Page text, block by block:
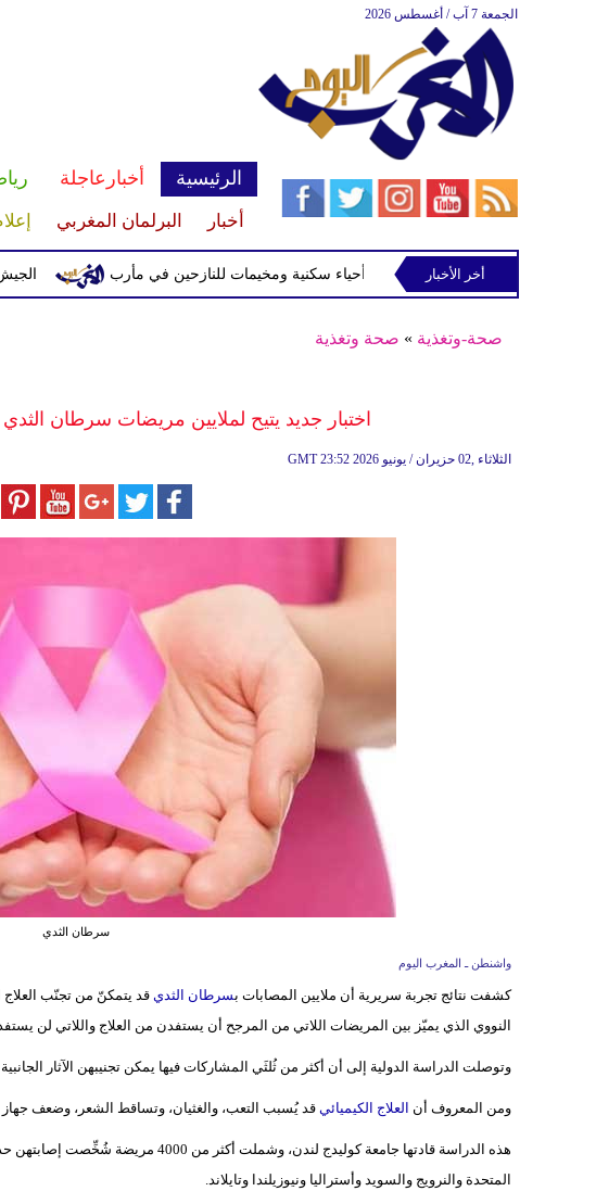
الجمعة 7 آب / أغسطس 2026
الرئيسية أخبارعاجلة
أخبار البرلمان المغربي
الجيش أخر الأخبار
صحة-وتغذية » صحة وتغذية
اختبار جديد يتيح لملايين مريضات سرطان الثدي
GMT 23:52 2026 الثلاثاء ,02 حزيران / يونيو
سرطان الثدي
واشنطن ـ المغرب اليوم
كشفت نتائج تجربة سريرية أن ملايين المصابات بسرطان الثدي قد يتمكنّ من تجنّب العلاج
النووي الذي يميّز بين المريضات اللاتي من المرجح أن يستفدن من العلاج واللاتي لن
وتوصلت الدراسة الدولية إلى أن أكثر من ثُلثَي المشاركات فيها يمكن تجنيبهن الآثار الجانبية
ومن المعروف أن العلاج الكيميائيقد يُسبب التعب، والغثيان، وتساقط الشعر، وضعف
هذه الدراسة قادتها جامعة كوليدج لندن،
المتحدة والنرويج والسويد وأستراليا ونيوزيلندا وتايلاند.